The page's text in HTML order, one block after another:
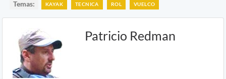
Temas: KAYAK TECNICA ROL VUELCO
Patricio Redman